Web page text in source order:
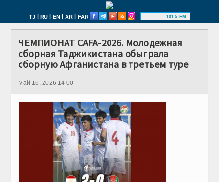
TJ | RU | EN | AR | FAR 101.5 FM
ЧЕМПИОНАТ CAFA-2026. Молодежная
сборная Таджикистана обыграла
сборную Афганистана в третьем туре
Май 16, 2026 14:00